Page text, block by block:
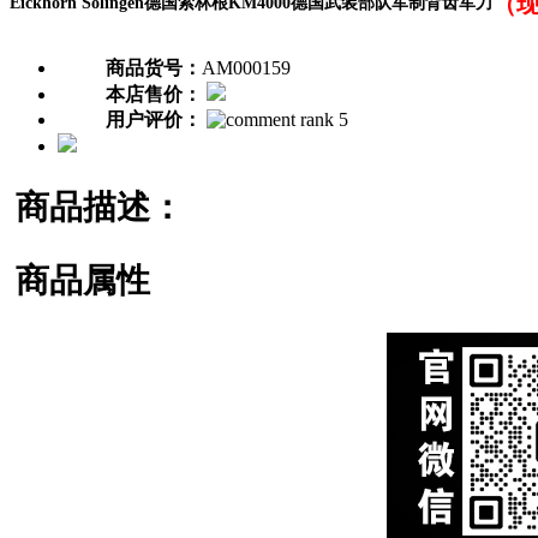
商品货号： AM000159
本店售价：
用户评价：
商品描述：
商品属性